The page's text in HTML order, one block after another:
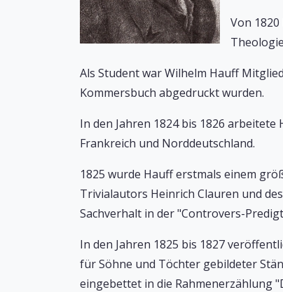
Von
Als Student war Wilhelm Hauff
Kommersbuch abgedruckt wurden.
In den Jahren 1824 bis 1826
Frankreich und Norddeutschland.
1825 wurde Hauff erstmals einem
Trivialautors Heinrich Clauren und
Sachverhalt in der "Controvers-
In den Jahren 1825 bis 1827
für Söhne und Töchter gebildeter
eingebettet in die Rahmenerzählung